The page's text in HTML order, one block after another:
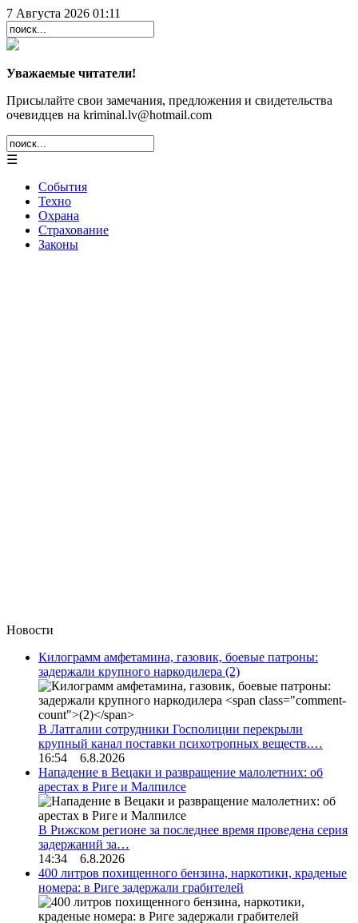
7 Августа 2026 01:11
Уважаемые читатели!
Присылайте свои замечания, предложения и свидетельства
очевидцев на kriminal.lv@hotmail.com
☰
События
Техно
Охрана
Страхование
Законы
Новости
Килограмм амфетамина, газовик, боевые патроны:
задержали крупного наркодилера (2)
В Латгалии сотрудники Госполиции перекрыли
крупный канал поставки психотропных веществ.…
16:54 6.8.2026
Нападение в Вецаки и развращение малолетних: об
арестах в Риге и Малпилсе
В Рижском регионе за последнее время проведена серия
задержаний за…
14:34 6.8.2026
400 литров похищенного бензина, наркотики, краденые
номера: в Риге задержали грабителей